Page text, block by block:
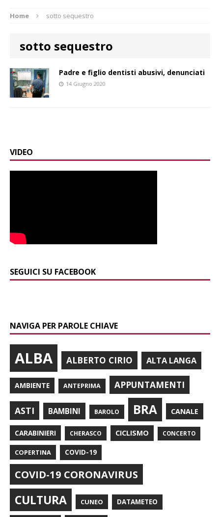
Home sotto sequestro
sotto sequestro
Padre e figlio dentisti abusivi, denunciati
14 Giugno 2020
VIDEO
SEGUICI SU FACEBOOK
NAVIGA PER PAROLE CHIAVE
ALBA ALBERTO CIRIO ALTA LANGA
AMBIENTE ANTEPRIMA APPUNTAMENTI
ASTI BAMBINI BAROLO BRA CANALE
CARABINIERI CHERASCO CICLISMO CONCERTO
COPERTINA COVID-19
COVID-19 CORONAVIRUS
CULTURA CUNEO DATAMETEO